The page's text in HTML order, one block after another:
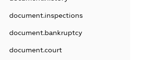
document.inspections
document.bankruptcy
document.court